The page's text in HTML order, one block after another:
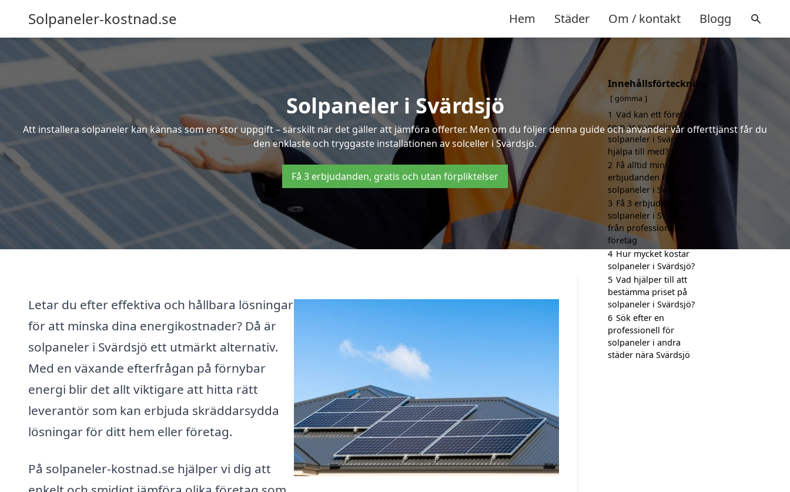
Solpaneler-kostnad.se Hem Städer Om / kontakt Blogg
Solpaneler i Svärdsjö
Att installera solpaneler kan kännas som en stor uppgift – särskilt när det gäller att jämföra offerter. Men om du följer denna guide och använder vår offerttjänst får du
den enklaste och tryggaste installationen av solceller i Svärdsjö.
Få 3 erbjudanden, gratis och utan förpliktelser
Letar du efter effektiva och hållbara lösningar
för att minska dina energikostnader? Då är
solpaneler i Svärdsjö ett utmärkt alternativ.
Med en växande efterfrågan på förnybar
energi blir det allt viktigare att hitta rätt
leverantör som kan erbjuda skräddarsydda
lösningar för ditt hem eller företag.
På solpaneler-kostnad.se hjälper vi dig att
Innehållsförteckning
gömma
1 Vad kan ett företag
som är specialiserat på
solpaneler i Svärdsjö
hjälpa till med?
2 Få alltid minst 3
erbjudanden för
solpaneler i Svärdsjö
3 Få 3 erbjudanden för
solpaneler i Svärdsjö
från professionella
företag
4 Hur mycket kostar
solpaneler i Svärdsjö?
5 Vad hjälper till att
bestämma priset på
solpaneler i Svärdsjö?
6 Sök efter en
professionell för
solpaneler i andra
städer nära Svärdsjö